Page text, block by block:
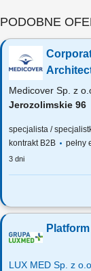
PODOBNE
Medicover Sp. z
Jerozolimskie
specjalista /
kontrakt B2B
pełny
3 dni
Forma współpracy:
biurze) Rekrutacja:
klasyczne stanowisko
LUX MED Sp. z o.o.